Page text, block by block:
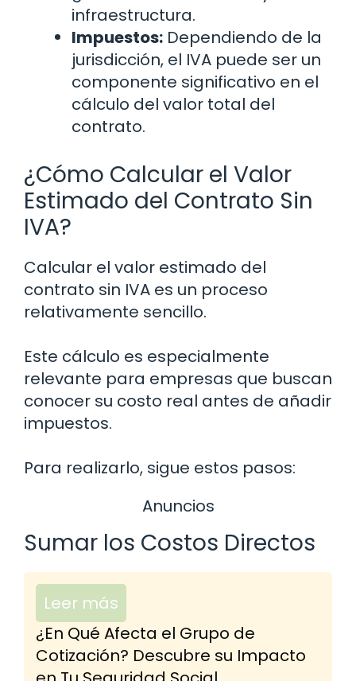
infraestructura.
Impuestos: Dependiendo de la
jurisdicción, el IVA puede ser un
componente significativo en el
cálculo del valor total del
contrato.
¿Cómo Calcular el Valor
Estimado del Contrato Sin
IVA?
Calcular el valor estimado del
contrato sin IVA es un proceso
relativamente sencillo.
Este cálculo es especialmente
relevante para empresas que buscan
conocer su costo real antes de añadir
impuestos.
Para realizarlo, sigue estos pasos:
Anuncios
Sumar los Costos Directos
Leer más
¿En Qué Afecta el Grupo de
Cotización? Descubre su Impacto